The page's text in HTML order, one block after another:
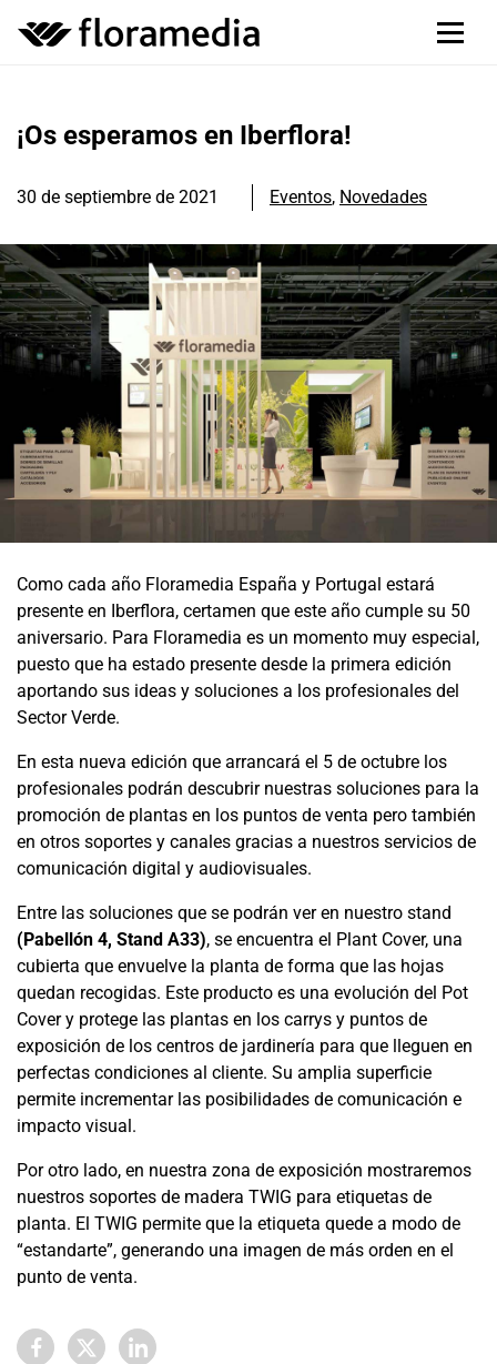
¡Os esperamos en Iberflora!
30 de septiembre de 2021 Eventos, Novedades
Como cada año Floramedia España y Portugal estará
presente en Iberflora, certamen que este año cumple su 50
aniversario. Para Floramedia es un momento muy especial,
puesto que ha estado presente desde la primera edición
aportando sus ideas y soluciones a los profesionales del
Sector Verde.
En esta nueva edición que arrancará el 5 de octubre los
profesionales podrán descubrir nuestras soluciones para la
promoción de plantas en los puntos de venta pero también
en otros soportes y canales gracias a nuestros servicios de
comunicación digital y audiovisuales.
Entre las soluciones que se podrán ver en nuestro stand
(Pabellón 4, Stand A33), se encuentra el Plant Cover, una
cubierta que envuelve la planta de forma que las hojas
quedan recogidas. Este producto es una evolución del Pot
Cover y protege las plantas en los carrys y puntos de
exposición de los centros de jardinería para que lleguen en
perfectas condiciones al cliente. Su amplia superficie
permite incrementar las posibilidades de comunicación e
impacto visual.
Por otro lado, en nuestra zona de exposición mostraremos
nuestros soportes de madera TWIG para etiquetas de
planta. El TWIG permite que la etiqueta quede a modo de
“estandarte”, generando una imagen de más orden en el
punto de venta.